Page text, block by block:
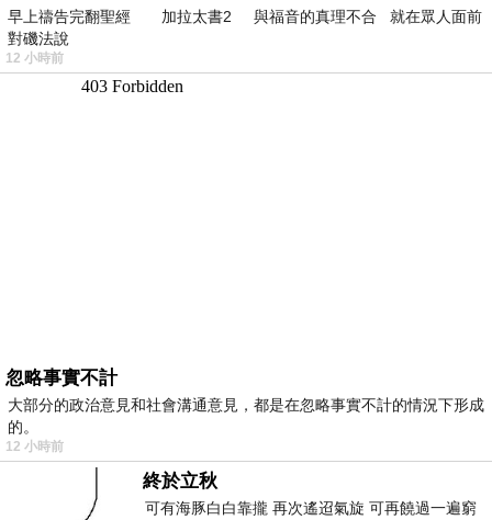
早上禱告完翻聖經 加拉太書2 與福音的真理不合 就在眾人面前
對磯法說
12 小時前
忽略事實不計
大部分的政治意見和社會溝通意見，都是在忽略事實不計的情況下形成
的。
12 小時前
終於立秋
可有海豚白白靠攏 再次遙迢氣旋 可再饒過一遍窮